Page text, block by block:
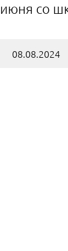
июня со
08.08.2024